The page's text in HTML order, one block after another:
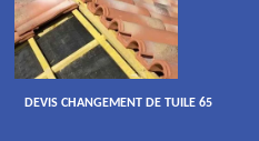
DEVIS CHANGEMENT DE TUILE 65